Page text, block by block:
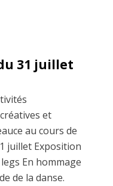
31 juillet
et
au cours de
juillet Exposition
En hommage
de la danse.